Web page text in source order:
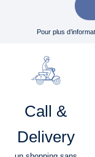
Pour plus
Call &
Delivery